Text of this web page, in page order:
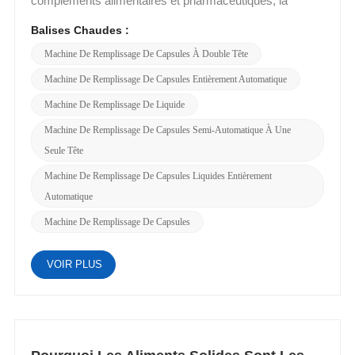
Balises Chaudes :
Machine De Remplissage De Capsules À Double Tête
Machine De Remplissage De Capsules Entièrement Automatique
Machine De Remplissage De Liquide
Machine De Remplissage De Capsules Semi-Automatique À Une
Seule Tête
Machine De Remplissage De Capsules Liquides Entièrement
Automatique
Machine De Remplissage De Capsules
VOIR PLUS